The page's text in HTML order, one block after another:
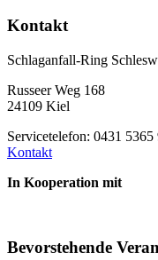
Kontakt
Schlaganfall-Ring
Russeer Weg 168
24109 Kiel
Servicetelefon: 0431 5365
Kontakt
In Kooperation mit
Bevorstehende